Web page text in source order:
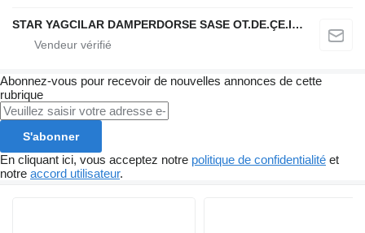
STAR YAGCILAR DAMPERDORSE SASE OT.DE.ÇE.IN.NA.SA.VE TIC.LTD.ŞTİ
Abonnez-vous pour recevoir de nouvelles annonces de cette
rubrique
S'abonner
En cliquant ici, vous acceptez notre politique de confidentialité et
notre accord utilisateur.